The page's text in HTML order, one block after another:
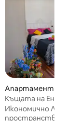
4,95 от 5,
Апартамент –
Къщата на
град -
Икономично
пространство,